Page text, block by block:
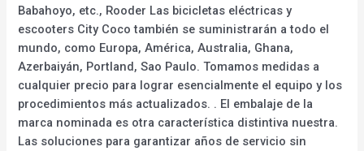
Babahoyo, etc., Rooder Las bicicletas eléctricas y
escooters City Coco también se suministrarán a todo el
mundo, como Europa, América, Australia, Ghana,
Azerbaiyán, Portland, Sao Paulo. Tomamos medidas a
cualquier precio para lograr esencialmente el equipo y los
procedimientos más actualizados. . El embalaje de la
marca nominada es otra característica distintiva nuestra.
Las soluciones para garantizar años de servicio sin